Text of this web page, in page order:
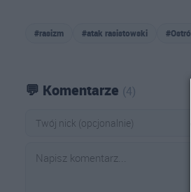
#rasizm #atak rasistowski
💬 Komentarze (4)